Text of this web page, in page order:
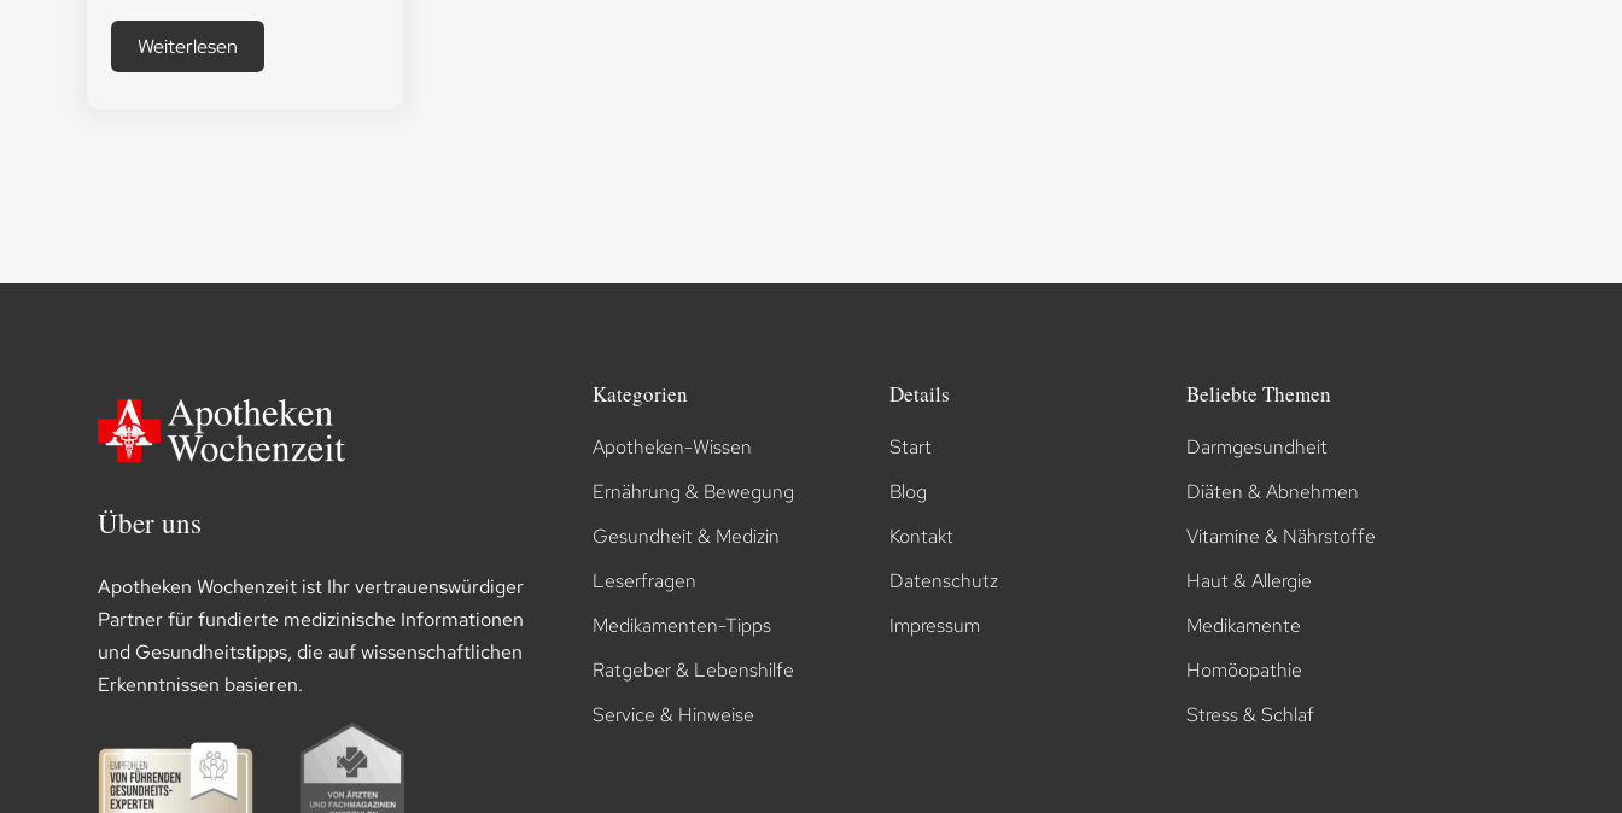
Weiterlesen
Über uns
Apotheken Wochenzeit ist Ihr vertrauenswürdiger
Partner für fundierte medizinische Informationen
und Gesundheitstipps, die auf wissenschaftlichen
Erkenntnissen basieren.
Kategorien
Apotheken-Wissen
Ernährung & Bewegung
Gesundheit & Medizin
Leserfragen
Medikamenten-Tipps
Ratgeber & Lebenshilfe
Service & Hinweise
Details
Start
Blog
Kontakt
Datenschutz
Impressum
Beliebte Themen
Darmgesundheit
Diäten & Abnehmen
Vitamine & Nährstoffe
Haut & Allergie
Medikamente
Homöopathie
Stress & Schlaf